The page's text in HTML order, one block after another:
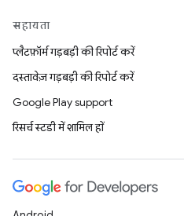
सहायता
प्लैटफ़ॉर्म गड़बड़ी की रिपोर्ट करें
दस्तावेज़ गड़बड़ी की रिपोर्ट करें
Google Play support
रिसर्च स्टडी में शामिल हों